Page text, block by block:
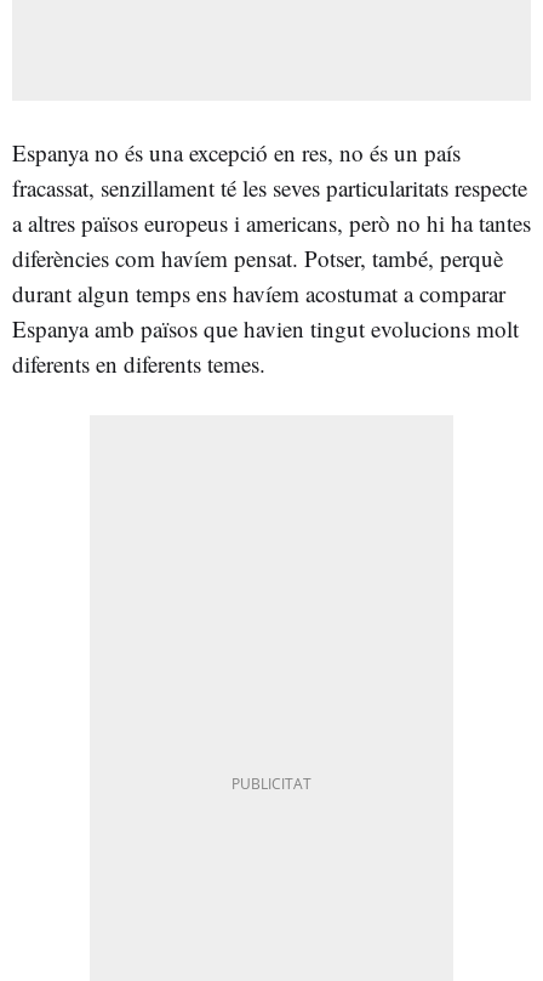
Espanya no és una excepció en res, no és un país
fracassat, senzillament té les seves particularitats respecte
a altres països europeus i americans, però no hi ha tantes
diferències com havíem pensat. Potser, també, perquè
durant algun temps ens havíem acostumat a comparar
Espanya amb països que havien tingut evolucions molt
diferents en diferents temes.